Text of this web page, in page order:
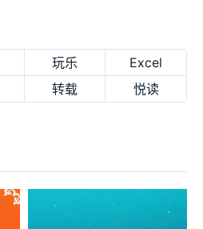
玩乐
Excel
转载 悦读